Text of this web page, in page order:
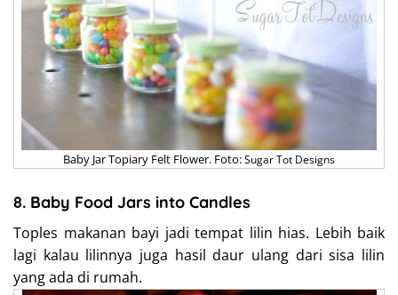
Baby Jar Topiary Felt Flower. Foto:Sugar Tot Designs
8. Baby Food Jars into Candles
Toples makanan bayi jadi tempat lilin hias. Lebih baik
lagi kalau lilinnya juga hasil daur ulang dari sisa lilin
yang ada di rumah.